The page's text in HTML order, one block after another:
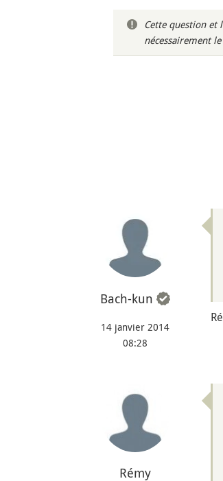
Cette question et
nécessairement
Bach-kun
14 janvier 2014
08:28
Rémy